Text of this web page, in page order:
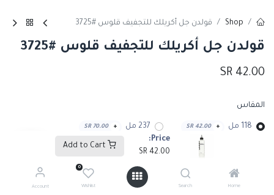
Price:
42.00
Home
Search
0
Wishlist
Account
Shop قولدن جل أكريلك للتجفيف قلوس #3725
قولدن جل أكريلك للتجفيف قلوس #3725
42.00
المقاس
118 مل +
42.00
SR 237 مل +
70.00
SR